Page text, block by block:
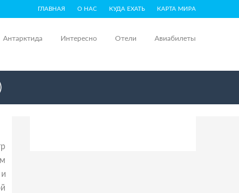
ГЛАВНАЯ О НАС КУДА ЕХАТЬ КАРТА МИРА
Антарктида Интересно Отели Авиабилеты